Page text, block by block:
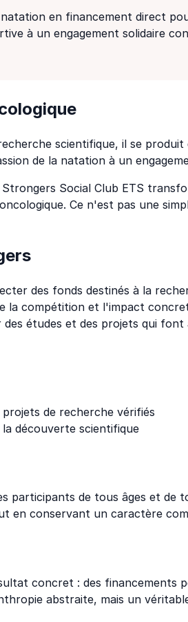
en financement direct
à un engagement solidaire
scientifique, il se
de la natation à un
Social Club ETS
Ce n'est pas une
des fonds destinés à la
la compétition et l'impact
études et des projets qui
de recherche vérifiés
découverte scientifique
participants de tous âges et de
en conservant un caractère
concret : des financements
abstraite, mais un